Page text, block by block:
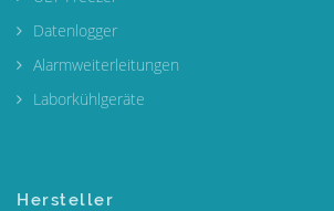
Datenlogger
Alarmweiterleitungen
Laborkühlgeräte
Hersteller